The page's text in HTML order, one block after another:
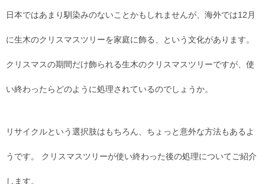
日本ではあまり馴染みのないことかもしれませんが、海外では12月
に生木のクリスマスツリーを家庭に飾る、という文化があります。
クリスマスの期間だけ飾られる生木のクリスマスツリーですが、使
い終わったらどのように処理されているのでしょうか。
リサイクルという選択肢はもちろん、ちょっと意外な方法もあるよ
うです。 クリスマスツリーが使い終わった後の処理についてご紹介
します。